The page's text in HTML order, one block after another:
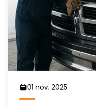
01 nov. 2025